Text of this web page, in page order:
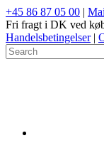
+45 86 87 05 00 |
Fri fragt i DK ved
Handelsbetingelser|